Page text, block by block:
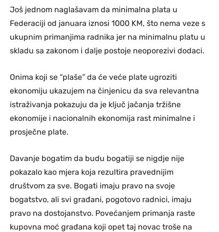
Još jednom naglašavam da minimalna plata u
Federaciji od januara iznosi 1000 KM, što nema veze s
ukupnim primanjima radnika jer na minimalnu platu u
skladu sa zakonom i dalje postoje neoporezivi dodaci.
Onima koji se “plaše” da će veće plate ugroziti
ekonomiju ukazujem na činjenicu da sva relevantna
istraživanja pokazuju da je ključ jačanja tržišne
ekonomije i nacionalnih ekonomija rast minimalne i
prosječne plate.
Davanje bogatim da budu bogatiji se nigdje nije
pokazalo kao mjera koja rezultira pravednijim
društvom za sve. Bogati imaju pravo na svoje
bogatstvo, ali svi građani, pogotovo radnici, imaju
pravo na dostojanstvo. Povećanjem primanja raste
kupovna moć građana koji opet taj novac troše na